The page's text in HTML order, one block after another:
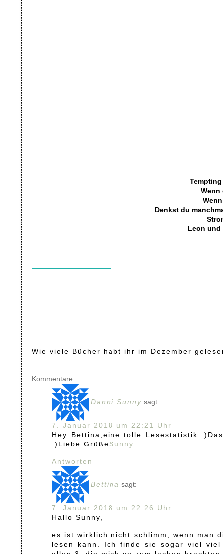
Wenn
Denkst du
Leon und
Wie viele Bücher habt ihr im Dezember
Kommentare
Danni Sunny sagt:
7. Januar 2018 um 22:21 Uhr
Hey Bettina,eine tolle Lesestatistik
:)Liebe GrüßeSunny
Antworten
Bettina sagt:
7. Januar 2018 um 22:26 Uhr
Hallo Sunny,
es ist wirklich nicht schlimm, wenn man
lesen kann. Ich finde sie sogar viel